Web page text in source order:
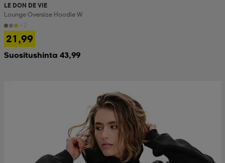
LE DON DE VIE
Lounge Oversize Hoodie W
21,99
Suositushinta 43,99